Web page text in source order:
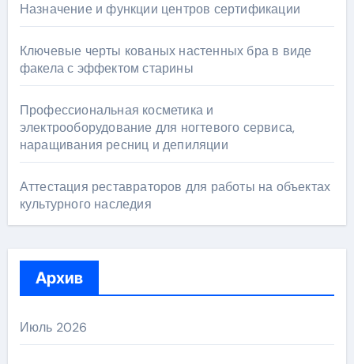
Назначение и функции центров сертификации
Ключевые черты кованых настенных бра в виде
факела с эффектом старины
Профессиональная косметика и
электрооборудование для ногтевого сервиса,
наращивания ресниц и депиляции
Аттестация реставраторов для работы на объектах
культурного наследия
Архив
Июль 2026